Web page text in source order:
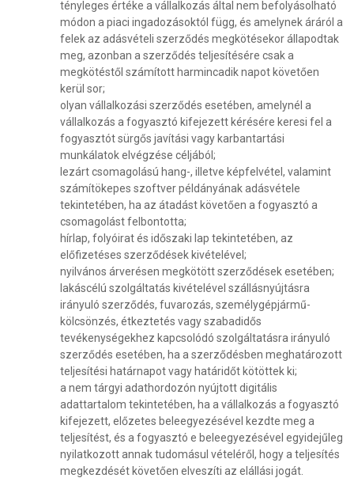
tényleges értéke a vállalkozás által nem befolyásolható
módon a piaci ingadozásoktól függ, és amelynek áráról a
felek az adásvételi szerződés megkötésekor állapodtak
meg, azonban a szerződés teljesítésére csak a
megkötéstől számított harmincadik napot követően
kerül sor;
olyan vállalkozási szerződés esetében, amelynél a
vállalkozás a fogyasztó kifejezett kérésére keresi fel a
fogyasztót sürgős javítási vagy karbantartási
munkálatok elvégzése céljából;
lezárt csomagolású hang-, illetve képfelvétel, valamint
számítökepes szoftver példányának adásvétele
tekintetében, ha az átadást követően a fogyasztó a
csomagolást felbontotta;
hírlap, folyóirat és időszaki lap tekintetében, az
előfizetéses szerződések kivételével;
nyilvános árverésen megkötött szerződések esetében;
lakáscélú szolgáltatás kivételével szállásnyújtásra
irányuló szerződés, fuvarozás, személygépjármű-
kölcsönzés, étkeztetés vagy szabadidős
tevékenységekhez kapcsolódó szolgáltatásra irányuló
szerződés esetében, ha a szerződésben meghatározott
teljesítési határnapot vagy határidőt kötöttek ki;
a nem tárgyi adathordozón nyújtott digitális
adattartalom tekintetében, ha a vállalkozás a fogyasztó
kifejezett, előzetes beleegyezésével kezdte meg a
teljesítést, és a fogyasztó e beleegyezésével egyidejűleg
nyilatkozott annak tudomásul vételéről, hogy a teljesítés
megkezdését követően elveszíti az elállási jogát.